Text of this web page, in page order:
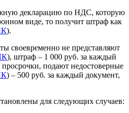
декларацию по НДС, которую
виде, то получит штраф как
).
своевременно не представляют
), штраф – 1 000 руб. за каждый
подают недостоверные
) – 500 руб. за каждый документ,
для следующих случаев: